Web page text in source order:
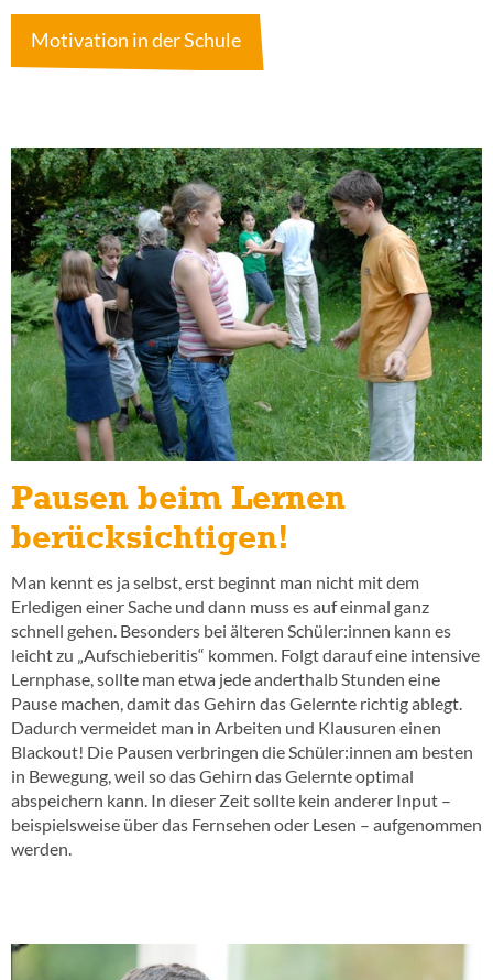
Motivation in der Schule
Pausen beim Lernen
berücksichtigen!
Man kennt es ja selbst, erst beginnt man nicht mit dem
Erledigen einer Sache und dann muss es auf einmal ganz
schnell gehen. Besonders bei älteren Schüler:innen kann es
leicht zu „Aufschieberitis“ kommen. Folgt darauf eine intensive
Lernphase, sollte man etwa jede anderthalb Stunden eine
Pause machen, damit das Gehirn das Gelernte richtig ablegt.
Dadurch vermeidet man in Arbeiten und Klausuren einen
Blackout! Die Pausen verbringen die Schüler:innen am besten
in Bewegung, weil so das Gehirn das Gelernte optimal
abspeichern kann. In dieser Zeit sollte kein anderer Input –
beispielsweise über das Fernsehen oder Lesen – aufgenommen
werden.